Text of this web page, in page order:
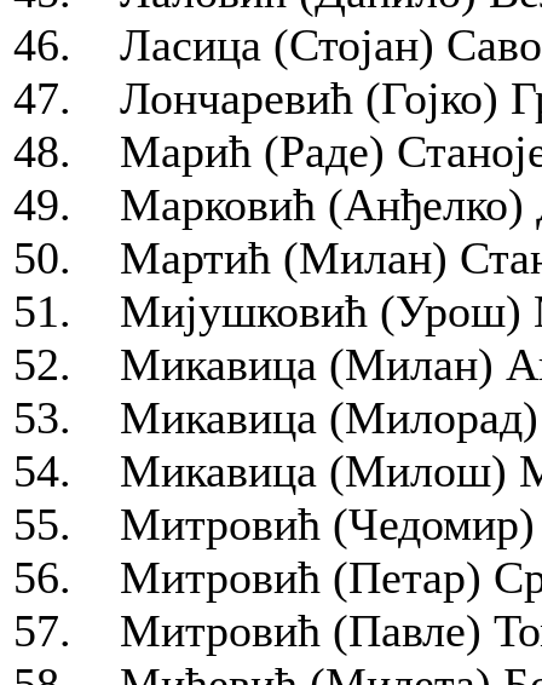
46. Ласица (Стојан)
47. Лончаревић (Гојко)
48. Марић (Раде)
49. Марковић (Анђелко)
50. Мартић (Милан)
51. Мијушковић (Урош)
52. Микавица (Милан)
53. Микавица (Милорад)
54. Микавица (Милош)
55. Митровић (Чедомир)
56. Митровић (Петар)
57. Митровић (Павле)